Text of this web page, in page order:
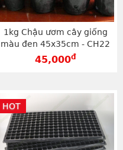
1kg Chậu ươm cây giống
màu đen 45x35cm - CH22
45,000đ
HOT